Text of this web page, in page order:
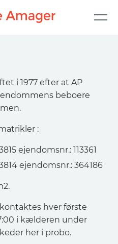
i 1977 efter at AP
beboere
:
ejendomsnr.: 113361
ejendomsnr.: 364186
hver første
i kælderen under
her i probo.